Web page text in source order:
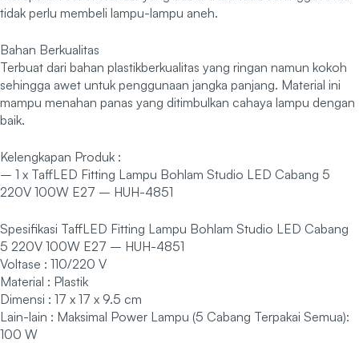
tidak perlu membeli lampu-lampu aneh.
Bahan Berkualitas
Terbuat dari bahan plastikberkualitas yang ringan namun kokoh
sehingga awet untuk penggunaan jangka panjang. Material ini
mampu menahan panas yang ditimbulkan cahaya lampu dengan
baik.
Kelengkapan Produk :
– 1 x TaffLED Fitting Lampu Bohlam Studio LED Cabang 5
220V 100W E27 – HUH-4851
Spesifikasi TaffLED Fitting Lampu Bohlam Studio LED Cabang
5 220V 100W E27 – HUH-4851
Voltase : 110/220 V
Material : Plastik
Dimensi : 17 x 17 x 9.5 cm
Lain-lain : Maksimal Power Lampu (5 Cabang Terpakai Semua):
100 W